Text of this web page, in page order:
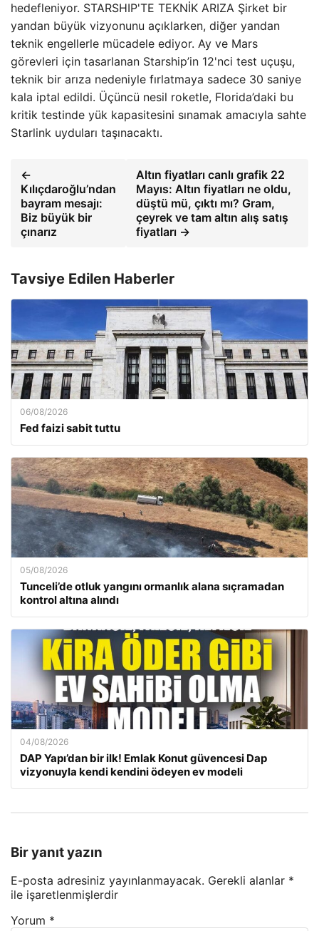
hedefleniyor. STARSHIP'TE TEKNİK ARIZA Şirket bir
yandan büyük vizyonunu açıklarken, diğer yandan
teknik engellerle mücadele ediyor. Ay ve Mars
görevleri için tasarlanan Starship’in 12'nci test uçuşu,
teknik bir arıza nedeniyle fırlatmaya sadece 30 saniye
kala iptal edildi. Üçüncü nesil roketle, Florida’daki bu
kritik testinde yük kapasitesini sınamak amacıyla sahte
Starlink uyduları taşınacaktı.
←
Kılıçdaroğlu’ndan
bayram mesajı:
Biz büyük bir
çınarız
Altın fiyatları canlı grafik 22
Mayıs: Altın fiyatları ne oldu,
düştü mü, çıktı mı? Gram,
çeyrek ve tam altın alış satış
fiyatları →
Tavsiye Edilen Haberler
06/08/2026
Fed faizi sabit tuttu
05/08/2026
Tunceli’de otluk yangını ormanlık alana sıçramadan
kontrol altına alındı
04/08/2026
DAP Yapı’dan bir ilk! Emlak Konut güvencesi Dap
vizyonuyla kendi kendini ödeyen ev modeli
Bir yanıt yazın
E-posta adresiniz yayınlanmayacak. Gerekli alanlar *
ile işaretlenmişlerdir
Yorum *